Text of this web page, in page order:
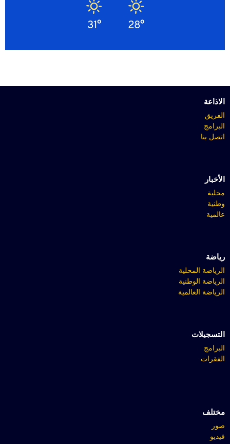
28°
31°
الاذاعة
الفريق
البرامج
اتصل بنا
الأخبار
محلية
وطنية
عالمية
رياضة
الرياضة المحلية
الرياضة الوطنية
الرياضة العالمية
التسجيلات
البرامج
الفقرات
مختلف
صور
فيديو